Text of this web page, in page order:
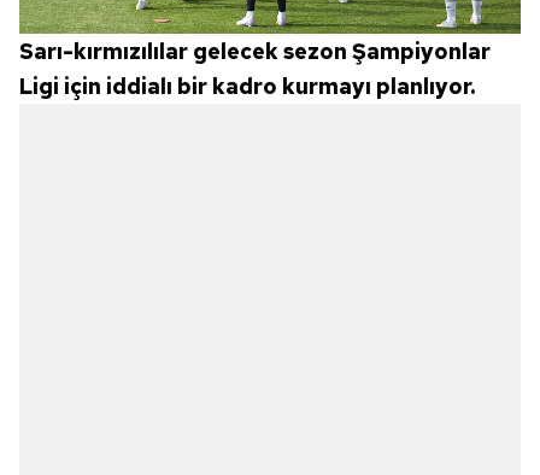
Sarı-kırmızılılar gelecek sezon Şampiyonlar
Ligi için iddialı bir kadro kurmayı planlıyor.